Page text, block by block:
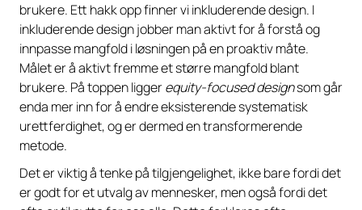
brukere. Ett hakk opp finner vi inkluderende design. I
inkluderende design jobber man aktivt for å forstå og
innpasse mangfold i løsningen på en proaktiv måte.
Målet er å aktivt fremme et større mangfold blant
brukere. På toppen liggerequity-focused designsom går
enda mer inn for å endre eksisterende systematisk
urettferdighet, og er dermed en transformerende
metode.
Det er viktig å tenke på tilgjengelighet, ikke bare fordi det
er godt for et utvalg av mennesker, men også fordi det